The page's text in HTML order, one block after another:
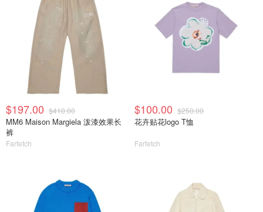
$197.00 $410.00
MM6 Maison Margiela 泼漆效果长
裤
Farfetch
$100.00 $250.00
花卉贴花logo T恤
Farfetch